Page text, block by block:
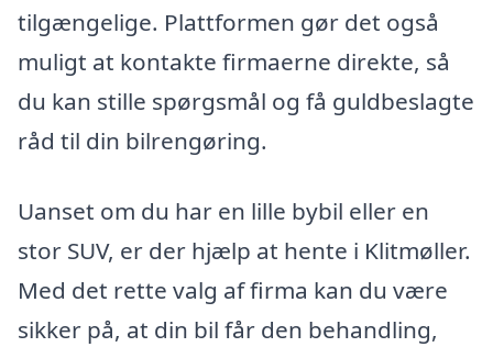
tilgængelige. Plattformen gør det også
muligt at kontakte firmaerne direkte, så
du kan stille spørgsmål og få guldbeslagte
råd til din bilrengøring.
Uanset om du har en lille bybil eller en
stor SUV, er der hjælp at hente i Klitmøller.
Med det rette valg af firma kan du være
sikker på, at din bil får den behandling,